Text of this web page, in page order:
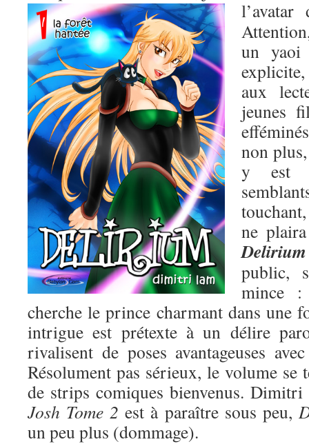
un yaoi
explicite,
aux
jeunes
non
y est
ne
Delirium
public,
mince :
cherche le prince charmant dans une
intrigue est prétexte à un délire
rivalisent de poses avantageuses
Résolument pas sérieux, le volume se
de strips comiques bienvenus.
Josh Tome 2 est à paraître sous peu,
un peu plus (dommage).